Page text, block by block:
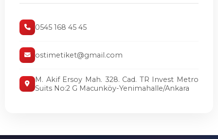
0545 168 45 45
ostimetiket@gmail.com
M. Akif Ersoy Mah. 328. Cad. TR Invest Metro
Suits No:2 G Macunköy-Yenimahalle/Ankara